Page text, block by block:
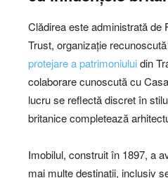
Clădirea este administrată de
Trust, organizație
protejare a patrimoniuluidin
colaborare cunoscută cu
lucru se reflectă discret în
britanice completează
Imobilul, construit în 1897, a
mai multe destinații, inclusiv